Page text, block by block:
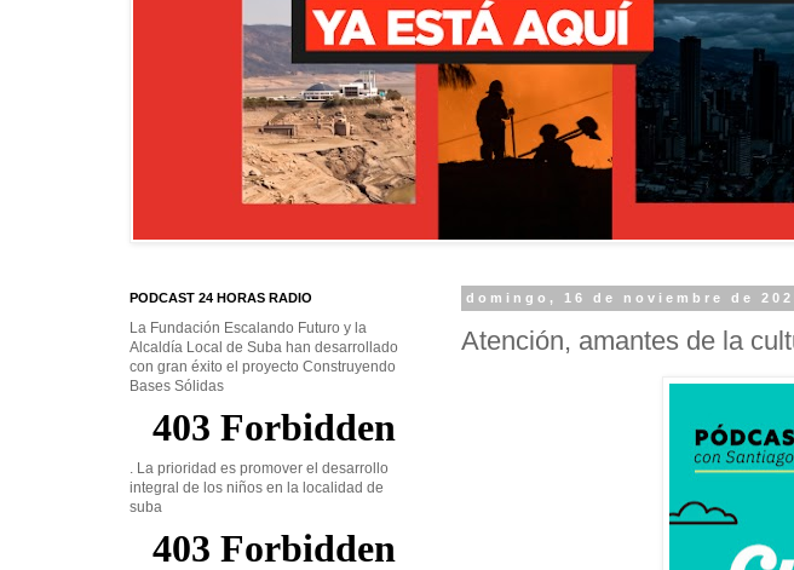
domingo, 16 de noviembre de
Atención, amantes de la
PODCAST 24 HORAS RADIO
La Fundación Escalando Futuro y la
Alcaldía Local de Suba han desarrollado
con gran éxito el proyecto Construyendo
Bases Sólidas
. La prioridad es promover el desarrollo
integral de los niños en la localidad de
suba